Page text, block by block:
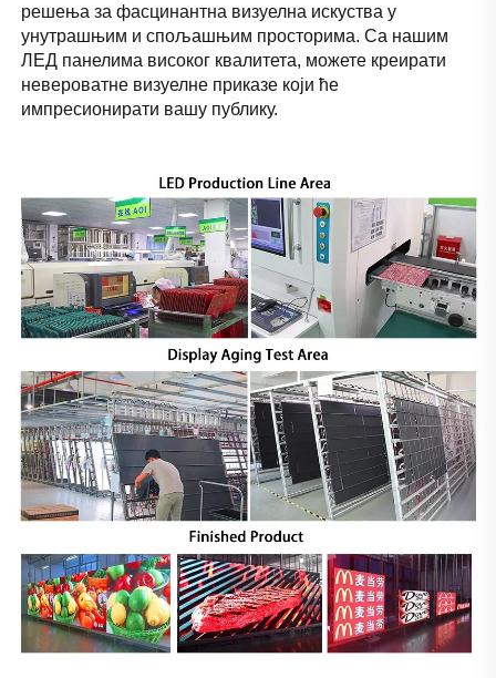
решења за фасцинантна визуелна искуства у
унутрашњим и спољашњим просторима. Са нашим
ЛЕД панелима високог квалитета, можете креирати
невероватне визуелне приказе који ће
импресионирати вашу публику.